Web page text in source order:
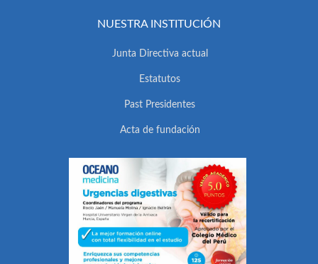
NUESTRA INSTITUCIÓN
Junta Directiva actual
Estatutos
Past Presidentes
Acta de fundación